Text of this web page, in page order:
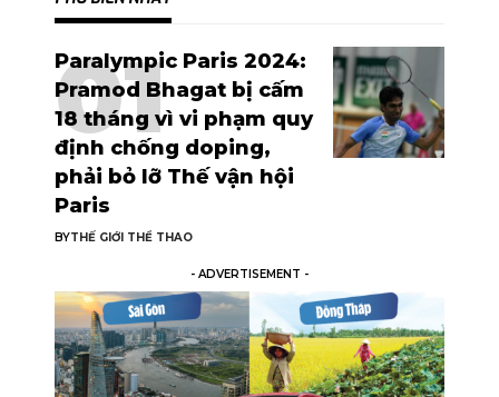
Paralympic Paris 2024:
Pramod Bhagat bị cấm
18 tháng vì vi phạm quy
định chống doping,
phải bỏ lỡ Thế vận hội
Paris
BYTHẾ GIỚI THỂ THAO
- ADVERTISEMENT -